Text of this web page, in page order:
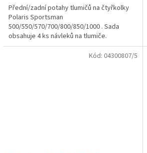
Přední/zadní potahy tlumičů na čtyřkolky
Polaris Sportsman
500/550/570/700/800/850/1000 . Sada
obsahuje 4 ks návleků na tlumiče.
Kód: 04300807/5